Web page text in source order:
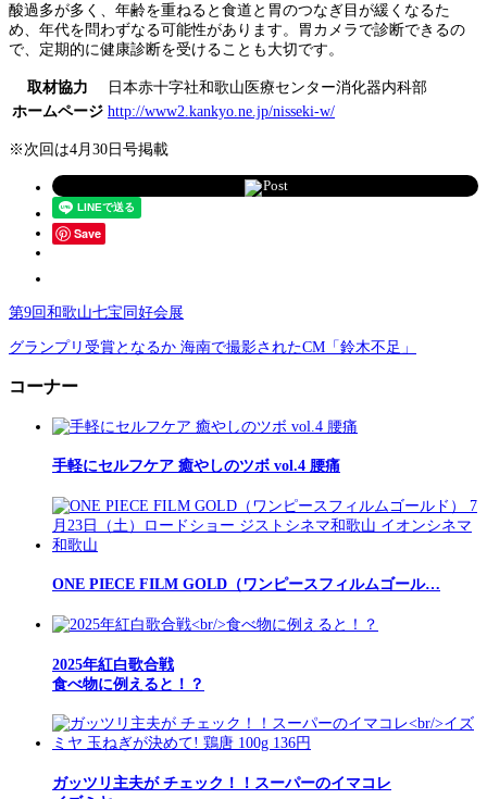
酸過多が多く、年齢を重ねると食道と胃のつなぎ目が緩くなるた
め、年代を問わずなる可能性があります。胃カメラで診断できるの
で、定期的に健康診断を受けることも大切です。
取材協力
日本赤十字社和歌山医療センター消化器内科部
ホームページ http://www2.kankyo.ne.jp/nisseki-w/
※次回は4月30日号掲載
Post
Save
第9回和歌山七宝同好会展
グランプリ受賞となるか 海南で撮影されたCM「鈴木不足」
コーナー
手軽にセルフケア 癒やしのツボ vol.4 腰痛
ONE PIECE FILM GOLD（ワンピースフィルムゴール…
2025年紅白歌合戦
食べ物に例えると！？
ガッツリ主夫が チェック！！スーパーのイマコレ